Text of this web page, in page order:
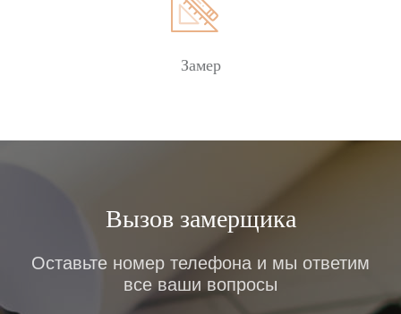
металлопластиковых окон на вашем объекте.
Замер
Вызов замерщика
Оставьте номер телефона и мы ответим
все ваши вопросы